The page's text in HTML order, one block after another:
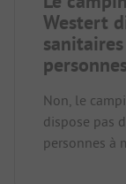
Westert
Non, le
dispose pas
personnes à